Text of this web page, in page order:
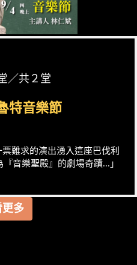
／共２堂
特音樂節
難求的演出湧入這座巴伐利
音樂聖殿』的劇場奇蹟...」
多